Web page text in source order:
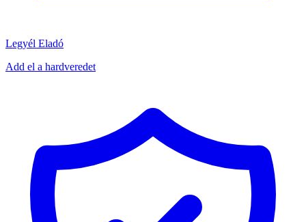
Legyél Eladó
Add el a hardveredet